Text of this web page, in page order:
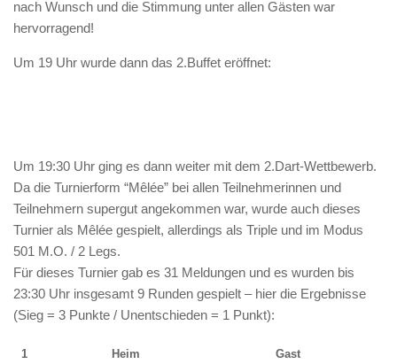
nach Wunsch und die Stimmung unter allen Gästen war
hervorragend!
Um 19 Uhr wurde dann das 2.Buffet eröffnet:
Um 19:30 Uhr ging es dann weiter mit dem 2.Dart-Wettbewerb.
Da die Turnierform “Mêlée” bei allen Teilnehmerinnen und
Teilnehmern supergut angekommen war, wurde auch dieses
Turnier als Mêlée gespielt, allerdings als Triple und im Modus
501 M.O. / 2 Legs.
Für dieses Turnier gab es 31 Meldungen und es wurden bis
23:30 Uhr insgesamt 9 Runden gespielt – hier die Ergebnisse
(Sieg = 3 Punkte / Unentschieden = 1 Punkt):
1 Heim Gast